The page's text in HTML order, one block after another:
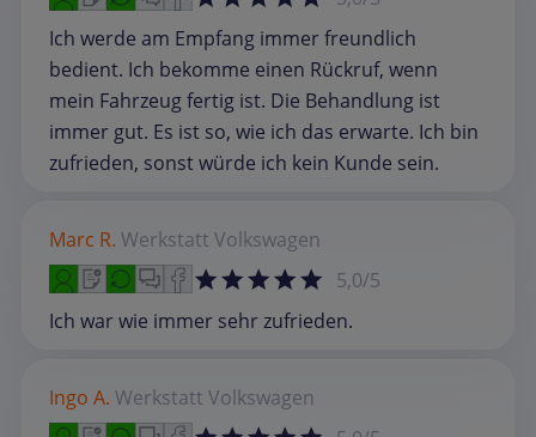
Ich werde am Empfang immer freundlich
bedient. Ich bekomme einen Rückruf, wenn
mein Fahrzeug fertig ist. Die Behandlung ist
immer gut. Es ist so, wie ich das erwarte. Ich bin
zufrieden, sonst würde ich kein Kunde sein.
Marc R. Werkstatt Volkswagen
5,0/5
Ich war wie immer sehr zufrieden.
Ingo A. Werkstatt Volkswagen